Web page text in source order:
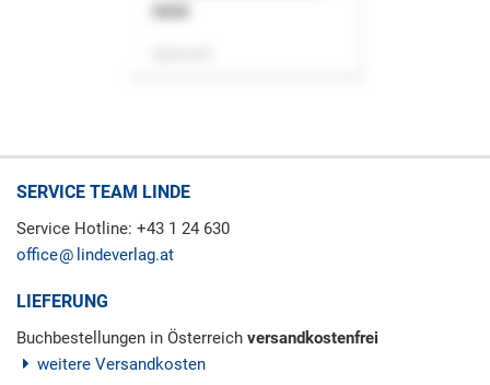
SERVICE TEAM LINDE
Service Hotline: +43 1 24 630
office
lindeverlag.at
LIEFERUNG
Buchbestellungen in Österreich versandkostenfrei
weitere Versandkosten